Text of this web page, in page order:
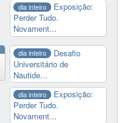
dia inteiro
Exposição:
Perder Tudo.
Novament...
dia inteiro
Desafio
Universitário de
Nautide...
dia inteiro
Exposição:
Perder Tudo.
Novament...